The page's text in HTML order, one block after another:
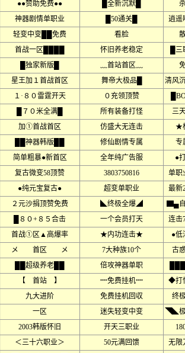
●●赞助免费●● █全新沉默█
神器剧情单职业 █50通关█
逍遥
轻变中变██免费 看脸
首战一区████ 怀旧养老稳定
█
█独家新版█ ﹏首站首区﹏
星王加１首战首区 舞帝大极品█
清风
１·８０雷霆开天 ０充领顶赞
█７０米全满█ 所有装备打怪
三
加①首战首区 仿盛大无连击
★
██神器韩版██ 修仙剧情专属
专
简单粗暴●新首区 全年纯广告服
●
复古微变58顶赞 3803750816
单职
●纯元宝复古● 超变单职业
最新
２元沙捐顶赞免费 ◣终极全爆◢
▇▄
█８０+８５合击 一个会员打天
连击
首战①区▲高爆率 ★内功连击★
●低
メ 首区 メ 7大种族10个
古
██超级养老██ 倍攻神器单职
【 首站 】 ┉免费挂机┉
◆打
九大进阶 免费挂机回収
终
一区 迷失轻变中变
◥◣
2003韩版怀旧 开天三职业
＜三十六职业＞ 50元满回馈
无限